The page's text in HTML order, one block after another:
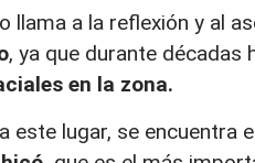
llama a la reflexión y al
, ya que durante décadas
en la zona.
este lugar, se encuentra